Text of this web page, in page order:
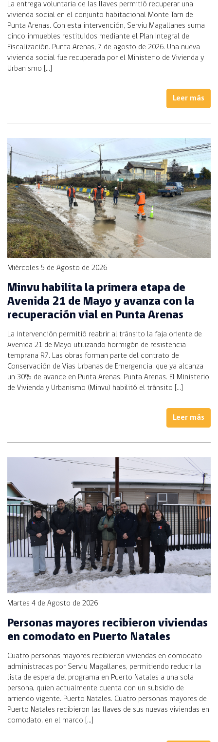
La entrega voluntaria de las llaves permitió recuperar una
vivienda social en el conjunto habitacional Monte Tarn de
Punta Arenas. Con esta intervención, Serviu Magallanes suma
cinco inmuebles restituidos mediante el Plan Integral de
Fiscalización. Punta Arenas, 7 de agosto de 2026. Una nueva
vivienda social fue recuperada por el Ministerio de Vivienda y
Urbanismo […]
Leer más
Miércoles 5 de Agosto de 2026
Minvu habilita la primera etapa de
Avenida 21 de Mayo y avanza con la
recuperación vial en Punta Arenas
La intervención permitió reabrir al tránsito la faja oriente de
Avenida 21 de Mayo utilizando hormigón de resistencia
temprana R7. Las obras forman parte del contrato de
Conservación de Vías Urbanas de Emergencia, que ya alcanza
un 30% de avance en Punta Arenas. Punta Arenas. El Ministerio
de Vivienda y Urbanismo (Minvu) habilitó el tránsito […]
Leer más
Martes 4 de Agosto de 2026
Personas mayores recibieron viviendas
en comodato en Puerto Natales
Cuatro personas mayores recibieron viviendas en comodato
administradas por Serviu Magallanes, permitiendo reducir la
lista de espera del programa en Puerto Natales a una sola
persona, quien actualmente cuenta con un subsidio de
arriendo vigente. Puerto Natales. Cuatro personas mayores de
Puerto Natales recibieron las llaves de sus nuevas viviendas en
comodato, en el marco […]